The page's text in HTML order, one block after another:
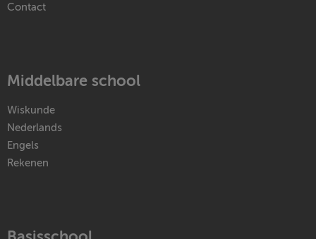
Contact
Middelbare school
Wiskunde
Nederlands
Engels
Rekenen